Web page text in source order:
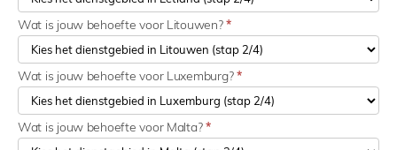
Wat is jouw behoefte voor Litouwen?*
Wat is jouw behoefte voor Luxemburg?*
Wat is jouw behoefte voor Malta?*